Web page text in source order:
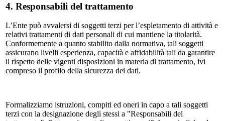
4. Responsabili del trattamento
L’Ente può avvalersi di soggetti terzi per l’espletamento di attività e
relativi trattamenti di dati personali di cui mantiene la titolarità.
Conformemente a quanto stabilito dalla normativa, tali soggetti
assicurano livelli esperienza, capacità e affidabilità tali da garantire
il rispetto delle vigenti disposizioni in materia di trattamento, ivi
compreso il profilo della sicurezza dei dati.
Formalizziamo istruzioni, compiti ed oneri in capo a tali soggetti
terzi con la designazione degli stessi a "Responsabili del